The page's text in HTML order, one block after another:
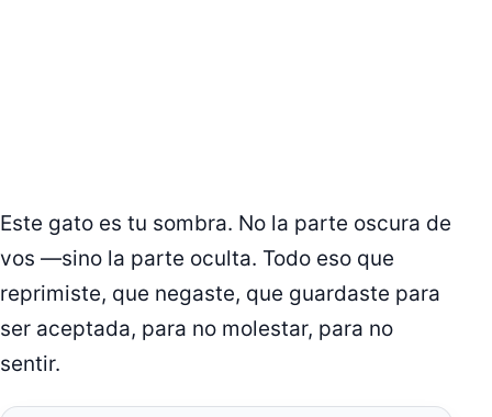
Este gato es tu sombra. No la parte oscura de
vos —sino la parte oculta. Todo eso que
reprimiste, que negaste, que guardaste para
ser aceptada, para no molestar, para no
sentir.